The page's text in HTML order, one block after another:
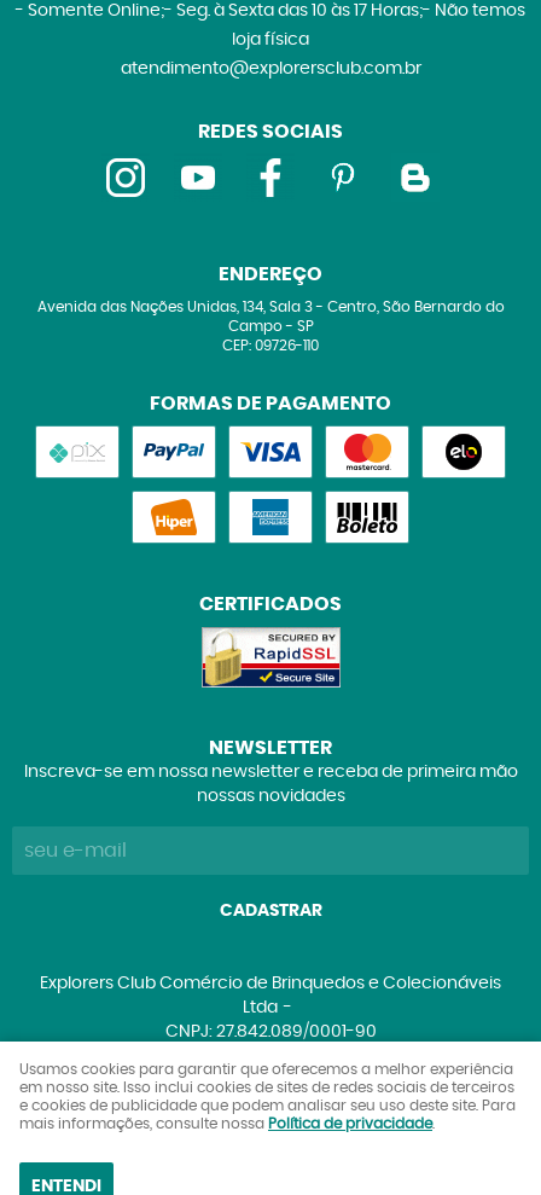
- Somente Online;- Seg. à Sexta das 10 às 17 Horas;- Não temos
loja física
atendimento@explorersclub.com.br
REDES SOCIAIS
ENDEREÇO
Avenida das Nações Unidas, 134, Sala 3- Centro, São Bernardo do
Campo- SP
CEP: 09726-110
FORMAS DE PAGAMENTO
CERTIFICADOS
NEWSLETTER
Inscreva-se em nossa newsletter e receba de primeira mão
nossas novidades
CADASTRAR
Explorers Club Comércio de Brinquedos e Colecionáveis
Ltda
CNPJ: 27.842.089/0001-90
LOJA VIRTUAL CRIADA POR
Usamos cookies para garantir que oferecemos a melhor experiência
em nosso site. Isso inclui cookies de sites de redes sociais de terceiros
e cookies de publicidade que podem analisar seu uso deste site. Para
mais informações, consulte nossa Política de privacidade.
ENTENDI